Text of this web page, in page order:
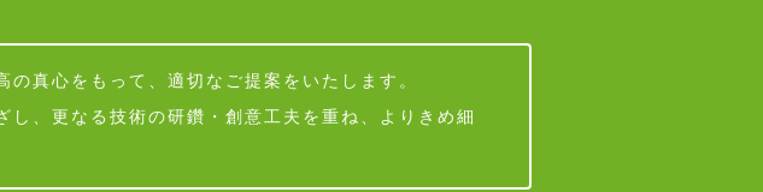
真心をもって、適切なご提案をいたします。
、更なる技術の研鑽・創意工夫を重ね、よりきめ細